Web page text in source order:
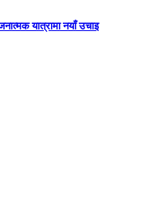
यात्रामा नयाँ उचाइ